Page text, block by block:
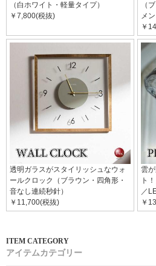
（白ホワイト・軽量タイプ）
￥7,800(税抜)
（
メン
￥
透明ガラスがスタイリッシュなウォ
ールクロック（ブラウン・四角形・
音なし連続秒針）
￥11,700(税抜)
雲
ト
／
￥
アイテムカテゴリー